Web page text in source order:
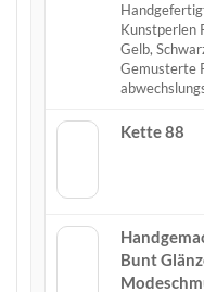
Kunstperlen
Gelb,
Gemusterte
Kette 88
Bunt